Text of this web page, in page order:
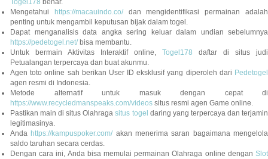
Togel178 benar.
Mengetahui
https://macauindo.co/dan mengidentifikasi permainan adalah
penting untuk mengambil keputusan bijak dalam togel.
Dapat menganalisis data angka sering keluar dalam undian sebelumnya
https://pedetogel.net/bisa membantu.
Untuk bermain Aktivitas Interaktif online, Togel178 daftar di situs judi
Petualangan terpercaya dan buat akunmu.
Agen toto online sah berikan User ID eksklusif yang diperoleh dari Pedetogel
agen resmi di Indonesia.
Metode alternatif untuk masuk dengan cepat di
https://www.recycledmanspeaks.com/videos situs resmi agen Game online.
Pastikan main di situs Olahragasitus togel daring yang terpercaya dan terjamin
legitimasinya.
Anda https://kampuspoker.com/akan menerima saran bagaimana mengelola
saldo taruhan secara cerdas.
Dengan cara ini, Anda bisa memulai permainan Olahraga online dengan Slot